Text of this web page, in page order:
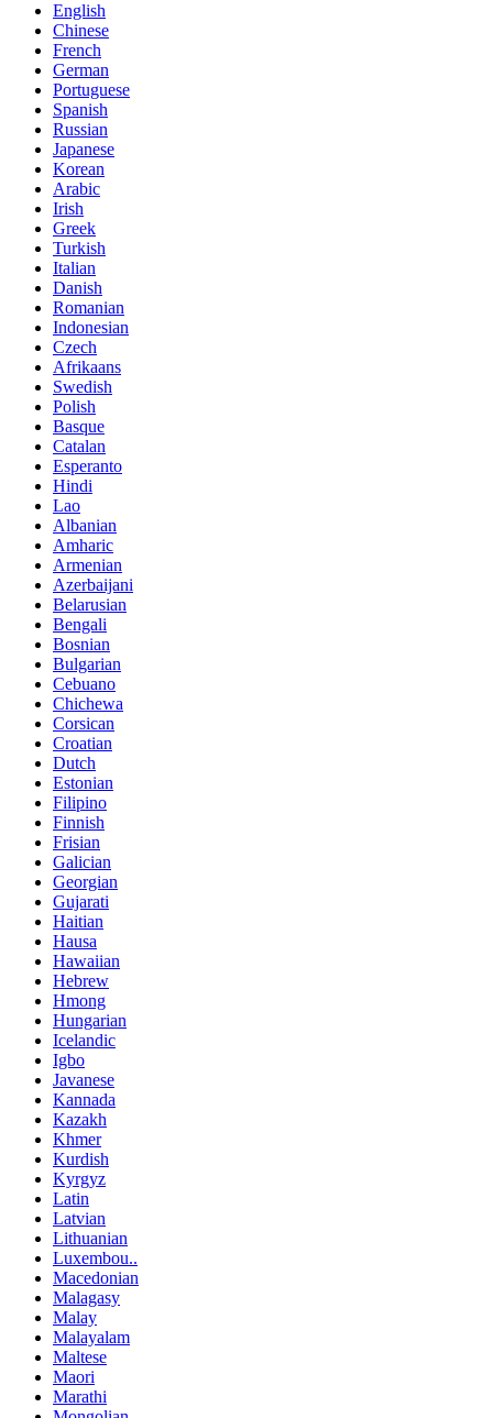
English
Chinese
French
German
Portuguese
Spanish
Russian
Japanese
Korean
Arabic
Irish
Greek
Turkish
Italian
Danish
Romanian
Indonesian
Czech
Afrikaans
Swedish
Polish
Basque
Catalan
Esperanto
Hindi
Lao
Albanian
Amharic
Armenian
Azerbaijani
Belarusian
Bengali
Bosnian
Bulgarian
Cebuano
Chichewa
Corsican
Croatian
Dutch
Estonian
Filipino
Finnish
Frisian
Galician
Georgian
Gujarati
Haitian
Hausa
Hawaiian
Hebrew
Hmong
Hungarian
Icelandic
Igbo
Javanese
Kannada
Kazakh
Khmer
Kurdish
Kyrgyz
Latin
Latvian
Lithuanian
Luxembou..
Macedonian
Malagasy
Malay
Malayalam
Maltese
Maori
Marathi